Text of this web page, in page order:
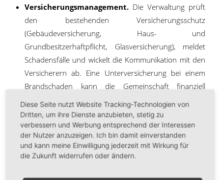
Versicherungsmanagement. Die Verwaltung prüft
den bestehenden Versicherungsschutz
(Gebäudeversicherung, Haus- und
Grundbesitzerhaftpflicht, Glasversicherung), meldet
Schadensfälle und wickelt die Kommunikation mit den
Versicherern ab. Eine Unterversicherung bei einem
Brandschaden kann die Gemeinschaft finanziell
ruinieren.
Technische Aufgaben
einer Hausverwaltung
Diese Seite nutzt Website Tracking-Technologien von
Dritten, um ihre Dienste anzubieten, stetig zu
verbessern und Werbung entsprechend der Interessen
der Nutzer anzuzeigen. Ich bin damit einverstanden
und kann meine Einwilligung jederzeit mit Wirkung für
die Zukunft widerrufen oder ändern.